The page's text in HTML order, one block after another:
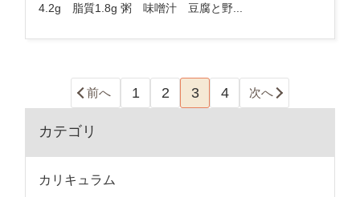
4.2g 脂質1.8g 粥 味噌汁 豆腐と野...
前へ 1 2 3 4 次へ
カテゴリ
カリキュラム